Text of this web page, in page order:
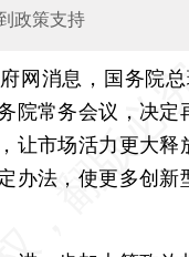
政策支持
消息，国务院总
院常务会议，决定
让市场活力更大释
办法，使更多创新